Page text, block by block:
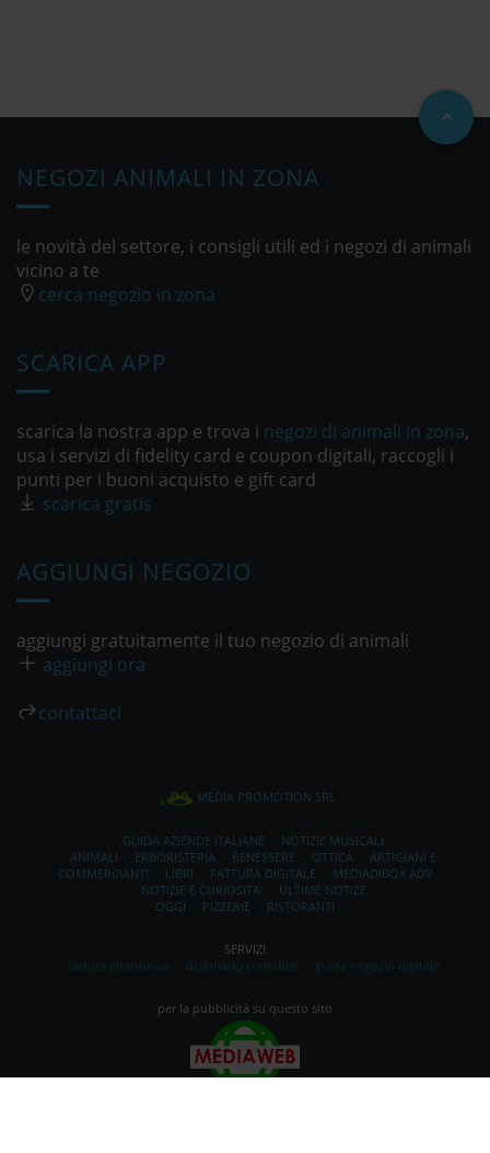
NEGOZI ANIMALI IN ZONA
le novità del settore, i consigli utili ed i negozi di animali
vicino a te
cerca negozio in zona
SCARICA APP
scarica la nostra app e trova i negozi di animali in zona,
usa i servizi di fidelity card e coupon digitali, raccogli i
punti per i buoni acquisto e gift card
scarica gratis
AGGIUNGI NEGOZIO
aggiungi gratuitamente il tuo negozio di animali
aggiungi ora
contattaci
MEDIA PROMOTION SRL
GUIDA AZIENDE ITALIANE
NOTIZIE MUSICALI
ANIMALI
ERBORISTERIA BENESSERE OTTICA
ARTIGIANI E
COMMERCIANTI
LIBRI FATTURA DIGITALE
MEDIADIBOX ADV
NOTIZIE E CURIOSITA'
ULTIME NOTIZE
OGGI
PIZZERIE RISTORANTI
SERVIZI
fattura elettronica
dizionario contabile guida negozio digitale
per la pubblicità su questo sito